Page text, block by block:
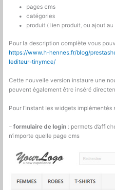
pages cms
catégories
produit ( lien produit, ou ajout au
Pour la description complète vous
https://www.h-hennes.fr/blog/
lediteur-tinymce/
Cette nouvelle version instaure une
peuvent également être inséré
Pour l’instant les widgets implémentés
–formulaire de login : permets
n’importe quelle page cms